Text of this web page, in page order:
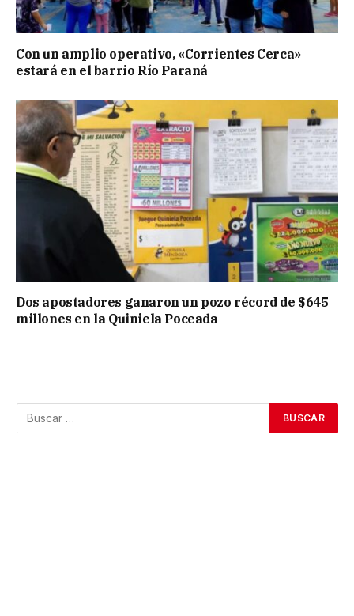
Con un amplio operativo, «Corrientes Cerca»
estará en el barrio Río Paraná
Dos apostadores ganaron un pozo récord de $645
millones en la Quiniela Poceada